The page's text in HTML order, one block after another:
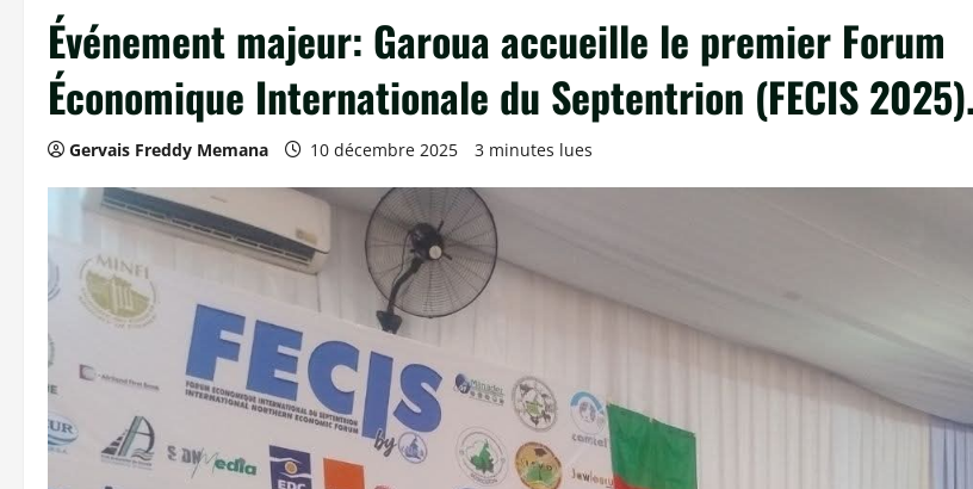
Événement majeur: Garoua accueille le premier Forum
Économique Internationale du Septentrion (FECIS 2025).
Gervais Freddy Memana 10 décembre 2025 3 minutes lues